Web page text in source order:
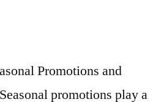
Promotions and
promotions play a